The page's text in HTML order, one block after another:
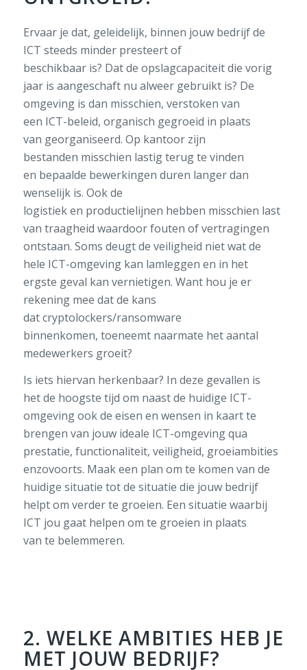
Ervaar je dat, geleidelijk, binnen jouw bedrijfde
ICT steeds minder presteertof
beschikbaar is? Datde opslagcapaciteit die vorig
jaar is aangeschaft nu alweer gebruikt is? De
omgeving is dan misschien, verstoken van
een ICT-beleid, organisch gegroeid in plaats
van georganiseerd. Op kantoor zijn
bestanden misschien lastig terug te vinden
en bepaalde bewerkingen duren langer dan
wenselijk is. Ook de
logistieken productielijnen hebben misschien last
van traagheid waardoor fouten of vertragingen
ontstaan. Soms deugt de veiligheid nietwat de
hele ICT-omgeving kan lamleggen en in het
ergste geval kan vernietigen. Want hou je er
rekening mee dat de kans
datcryptolockers/ransomware
binnenkomen, toeneemt naarmate hetaantal
medewerkers groeit?
Is iets hiervan herkenbaar? In deze gevallen is
hetde hoogste tijd om naast de huidige ICT-
omgevingook de eisen en wensen in kaartte
brengen van jouw ideale ICT-omgevingqua
prestatie, functionaliteit, veiligheid, groeiambities
enzovoorts. Maak een plan om te komen van de
huidige situatie totde situatie die jouw bedrijf
helpt om verder te groeien. Een situatie waarbij
ICT jou gaat helpen om te groeien in plaats
van te belemmeren.
2. WELKE AMBITIES HEB JE
MET JOUW BEDRIJF?